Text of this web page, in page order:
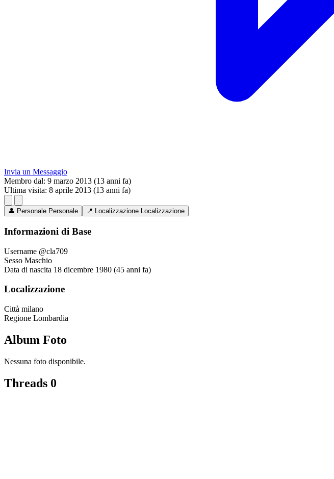
Invia un Messaggio
Membro dal: 9 marzo 2013 (13 anni fa)
Ultima visita: 8 aprile 2013 (13 anni fa)
👤 Personale Personale 📍 Localizzazione Localizzazione
Informazioni di Base
Username @cla709
Sesso Maschio
Data di nascita 18 dicembre 1980 (45 anni fa)
Localizzazione
Città milano
Regione Lombardia
Album Foto
Nessuna foto disponibile.
Threads 0